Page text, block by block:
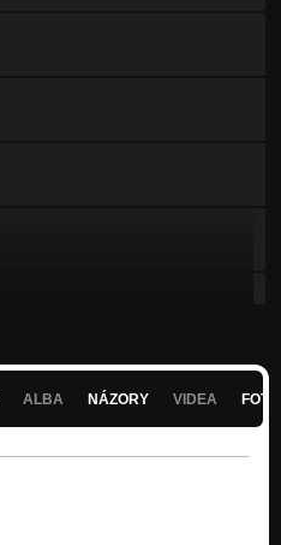
ALBA NÁZORY VIDEA